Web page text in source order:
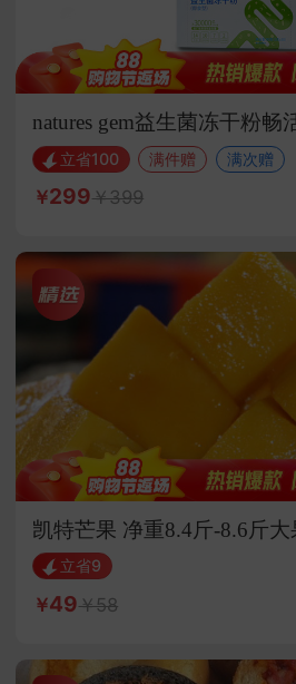
natures gem益生菌冻干粉畅
立省100 满件赠 满次赠
299 399
凯特芒果 净重8.4斤-8.6斤
g+ 立省9
49 58